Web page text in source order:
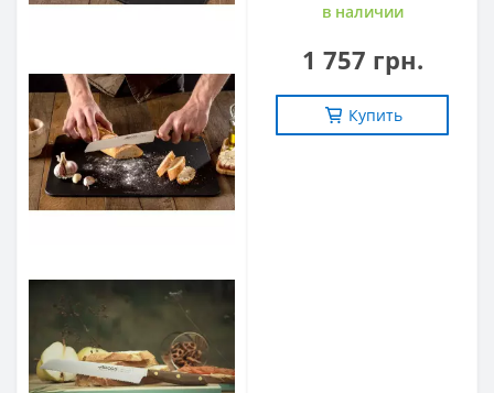
в наличии
1 757 грн.
Купить